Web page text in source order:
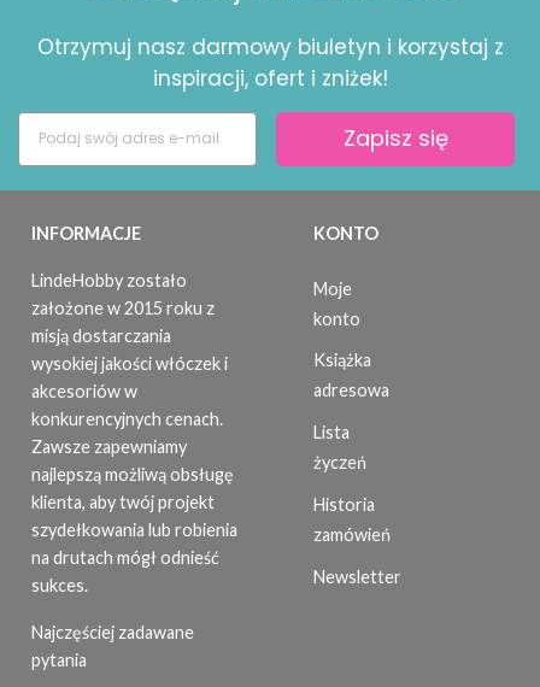
Otrzymuj nasz darmowy biuletyn i korzystaj z
inspiracji, ofert i zniżek!
Zapisz się
INFORMACJE
LindeHobby zostało
założone w 2015 roku z
misją dostarczania
wysokiej jakości włóczek i
akcesoriów w
konkurencyjnych cenach.
Zawsze zapewniamy
najlepszą możliwą obsługę
klienta, aby twój projekt
szydełkowania lub robienia
na drutach mógł odnieść
sukces.
Najczęściej zadawane
pytania
KONTO
Moje
konto
Książka
adresowa
Lista
życzeń
Historia
zamówień
Newsletter